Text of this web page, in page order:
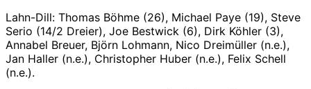
Lahn-Dill: Thomas Böhme (26), Michael Paye (19), Steve
Serio (14/2 Dreier), Joe Bestwick (6), Dirk Köhler (3),
Annabel Breuer, Björn Lohmann, Nico Dreimüller (n.e.),
Jan Haller (n.e.), Christopher Huber (n.e.), Felix Schell
(n.e.).